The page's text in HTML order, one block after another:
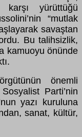
yürüttüğü
“mutlak
savaştan
Bu talihsizlik,
kamuoyu önünde
önemli
Parti’nin
yazı kuruluna
sanat, kültür,